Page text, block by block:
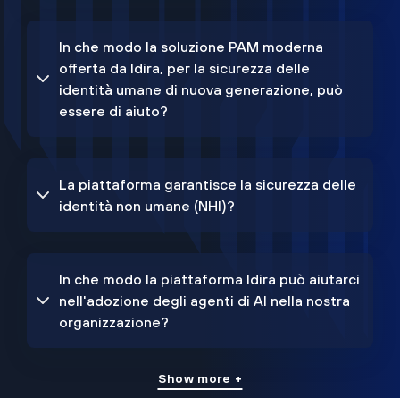
In che modo la soluzione PAM moderna
offerta da Idira, per la sicurezza delle
identità umane di nuova generazione, può
essere di aiuto?
La piattaforma garantisce la sicurezza delle
identità non umane (NHI)?
In che modo la piattaforma Idira può aiutarci
nell'adozione degli agenti di AI nella nostra
organizzazione?
Show more +